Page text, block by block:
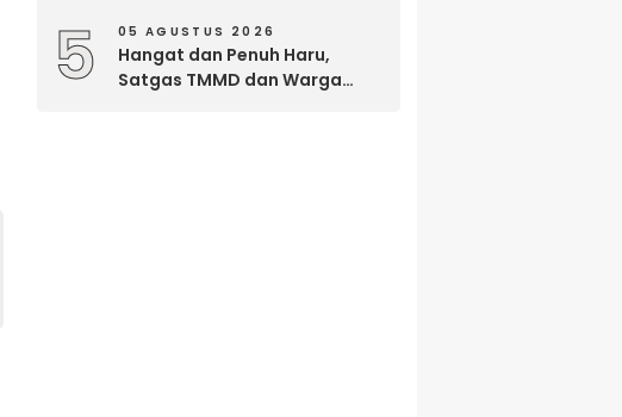
5 05 AGUSTUS 2026
Hangat dan Penuh Haru,
Satgas TMMD dan Warga